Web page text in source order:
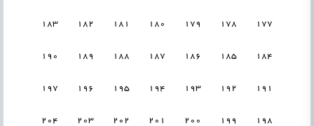
177
178
179
180
181
182
183
184
185
186
187
188
189
190
191
192
193
194
195
196
197
198
199
200
201
202
203
204